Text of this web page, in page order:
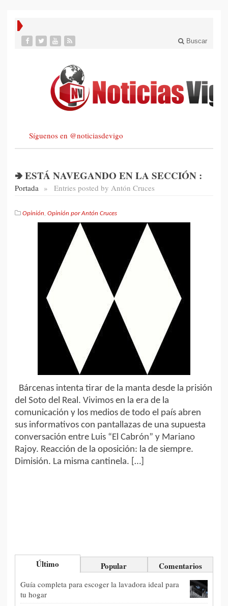
Buscar
Síguenos en @noticiasdevigo
🢂 ESTÁ NAVEGANDO EN LA SECCIÓN :
Portada » Entries posted by Antón Cruces
Opinión, Opinión por Antón Cruces
Bárcenas intenta tirar de la manta desde la prisión
del Soto del Real. Vivimos en la era de la
comunicación y los medios de todo el país abren
sus informativos con pantallazas de una supuesta
conversación entre Luis “El Cabrón” y Mariano
Rajoy. Reacción de la oposición: la de siempre.
Dimisión. La misma cantinela. […]
Último Popular Comentarios
Guía completa para escoger la lavadora ideal para
tu hogar